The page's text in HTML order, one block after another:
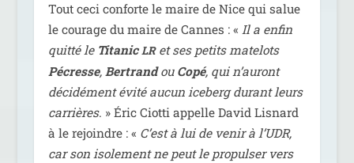
Tout ceci conforte le maire de Nice qui salue
le cou­rage du maire de Cannes : « Il a enfin
quit­té le TitanicLRet ses petits mate­lots
Pécresse, Bertrandou Copé, qui n’au­ront
déci­dé­ment évi­té aucun ice­berg durant leurs
car­rières. » Éric Ciotti appelle David Lisnard
à le rejoindre : « C’est à lui de venir à l’UDR,
car son iso­le­ment ne peut le pro­pul­ser vers